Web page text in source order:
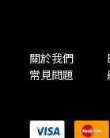
關於我們
常見問題